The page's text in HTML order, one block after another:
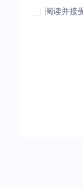
阅读并接